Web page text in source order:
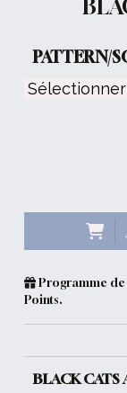
PATTERN/
Programme
Points.
BLACK CATS